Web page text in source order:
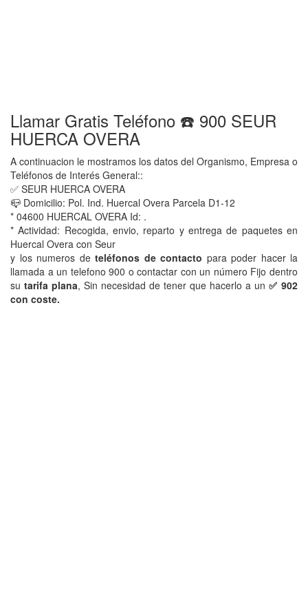
Llamar Gratis Teléfono ☎️ 900 SEUR
HUERCA OVERA
A continuacion le mostramos los datos del Organismo, Empresa o
Teléfonos de Interés General::
✅ SEUR HUERCA OVERA
📪 Domicilio: Pol. Ind. Huercal Overa Parcela D1-12
* 04600 HUERCAL OVERA Id: .
* Actividad: Recogida, envio, reparto y entrega de paquetes en
Huercal Overa con Seur
y los numeros de teléfonos de contacto para poder hacer la
llamada a un telefono 900 o contactar con un número Fijo dentro
su tarifa plana, Sin necesidad de tener que hacerlo a un ✅ 902
con coste.